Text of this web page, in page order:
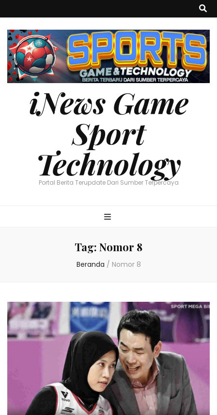
iNews Game
Sport
Technology
Portal Berita Terupdate Dari Sumber Terpercaya
Tag: Nomor 8
Beranda / Nomor 8